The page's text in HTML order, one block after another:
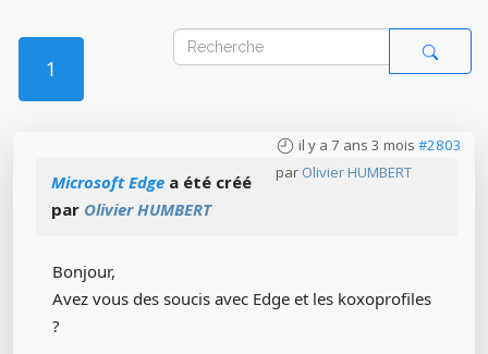
1
il y a 7 ans 3 mois #2803
par Olivier HUMBERT
Microsoft Edge a été créé
par Olivier HUMBERT
Bonjour,
Avez vous des soucis avec Edge et les koxoprofiles
?